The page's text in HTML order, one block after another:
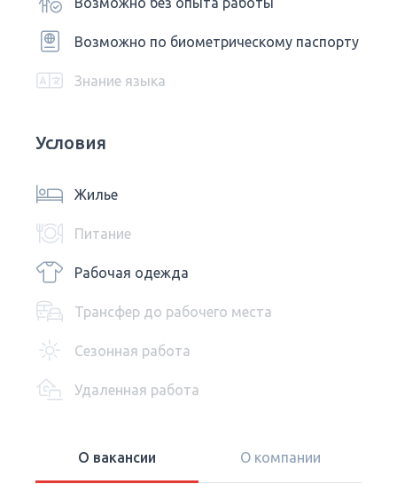
Возможно по биометрическому паспорту
Знание языка
Условия
Жилье
Питание
Рабочая одежда
Трансфер до рабочего места
Сезонная работа
Удаленная работа
О вакансии О компании